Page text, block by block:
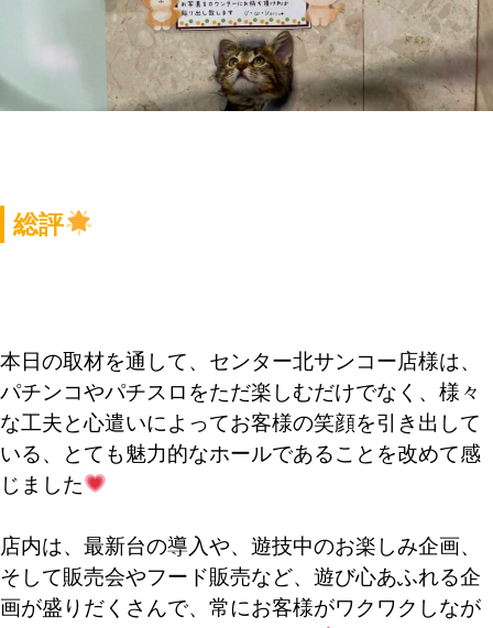
総評
本日の取材を通して、センター北サンコー店様は、
パチンコやパチスロをただ楽しむだけでなく、様々
な工夫と心遣いによってお客様の笑顔を引き出して
いる、とても魅力的なホールであることを改めて感
じました
店内は、最新台の導入や、遊技中のお楽しみ企画、
そして販売会やフード販売など、遊び心あふれる企
画が盛りだくさんで、常にお客様がワクワクしなが